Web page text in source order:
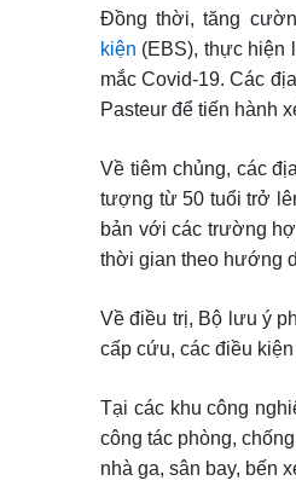
Đồng thời, tăng
kiện (EBS), thực hiện
mắc Covid-19. Các
Pasteur để tiến hành
Về tiêm chủng, các
tượng từ 50 tuổi trở
bản với các trường
thời gian theo hướng
Về điều trị, Bộ lưu ý
cấp cứu, các điều
Tại các khu công
công tác phòng,
nhà ga, sân bay, bến